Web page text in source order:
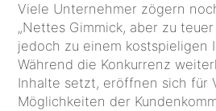
Viele Unternehmer zögern
„Nettes Gimmick, aber zu
jedoch zu einem kostspieligen
Während die Konkurrenz
Inhalte setzt, eröffnen sich für
Möglichkeiten der